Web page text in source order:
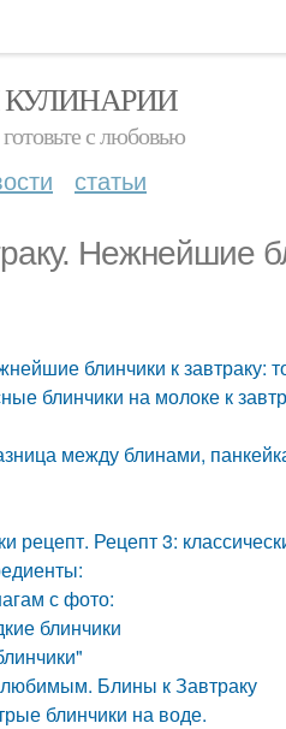
с любовью
статьи
Нежнейшие
блинчики к завтраку:
блинчики на молоке к
между блинами,
рецепт. Рецепт 3:
с фото:
блинчики
Блины к Завтраку
блинчики на воде.